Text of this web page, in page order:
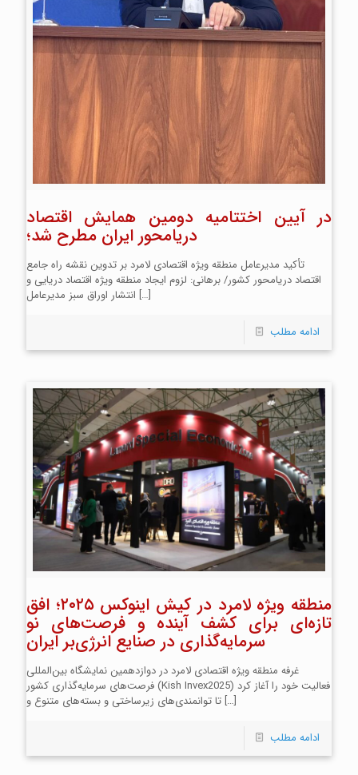
در آیین اختتامیه دومین همایش اقتصاد
دریامحور ایران مطرح شد؛
تأکید مدیرعامل منطقه ویژه اقتصادی لامرد بر تدوین نقشه راه جامع
اقتصاد دریامحور کشور/ برهانی: لزوم ایجاد منطقه ویژه اقتصاد دریایی و
انتشار اوراق سبز مدیرعامل […]
ادامه مطلب
منطقه ویژه لامرد در کیش اینوکس ۲۰۲۵؛ افق
تازه‌ای برای کشف آینده و فرصت‌های نو
سرمایه‌گذاری در صنایع انرژی‌بر ایران
غرفه منطقه ویژه اقتصادی لامرد در دوازدهمین نمایشگاه بین‌المللی
فرصت‌های سرمایه‌گذاری کشور (Kish Invex2025) فعالیت خود را آغاز کرد
تا توانمندی‌های زیرساختی و بسته‌های متنوع و […]
ادامه مطلب